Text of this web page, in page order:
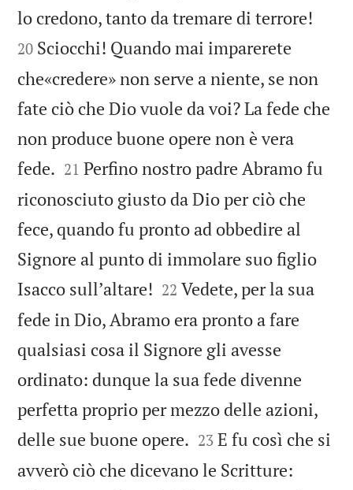
lo credono, tanto da tremare di terrore!
20 Sciocchi! Quando mai imparerete
che«credere» non serve a niente, se non
fate ciò che Dio vuole da voi? La fede che
non produce buone opere non è vera
fede. 

21 Perfino nostro padre Abramo fu
riconosciuto giusto da Dio per ciò che
fece, quando fu pronto ad obbedire al
Signore al punto di immolare suo figlio
Isacco sullʼaltare! 

22 Vedete, per la sua
fede in Dio, Abramo era pronto a fare
qualsiasi cosa il Signore gli avesse
ordinato: dunque la sua fede divenne
perfetta proprio per mezzo delle azioni,
delle sue buone opere. 

23 E fu così che si
avverò ciò che dicevano le Scritture: